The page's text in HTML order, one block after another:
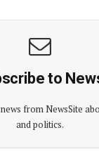
to
from NewsSite
and politics.